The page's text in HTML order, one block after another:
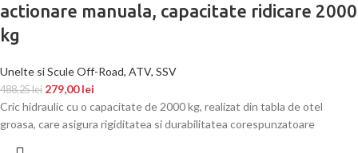
actionare manuala, capacitate ridicare 2000
kg
Unelte si Scule Off-Road, ATV, SSV
488,25lei 279,00lei
Cric hidraulic cu o capacitate de 2000 kg, realizat din tabla de otel
groasa, care asigura rigiditatea si durabilitatea corespunzatoare